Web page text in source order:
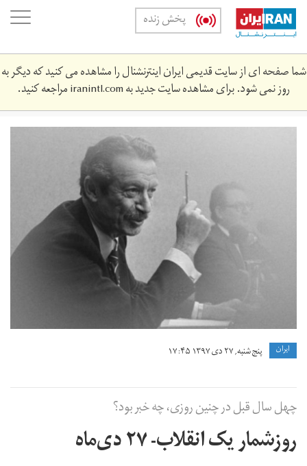
Skip
main
content
پخش زنده
شما صفحه ای از سایت قدیمی ایران اینترنشنال را مشاهده می کنید که دیگر به
روز نمی شود. برای مشاهده سایت جدید بهiranintl.comمراجعه کنید.
_102847966_af7bb74f-
dc6b92331a48.jpg
ايران پنج شنبه, ۲۷ دی ۱۳۹۷ ۱۷:۴۵
چهل سال قبل در چنین روزی، چه خبر بود؟
روزشمار یک انقلاب- ۲۷ دی‌ماه